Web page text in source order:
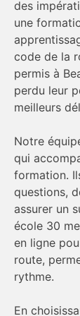
des
une
code de la
permis à
perdu leur
meilleurs
Notre
qui
formation.
questions,
assurer un
école 30
en ligne
route,
rythme.
En